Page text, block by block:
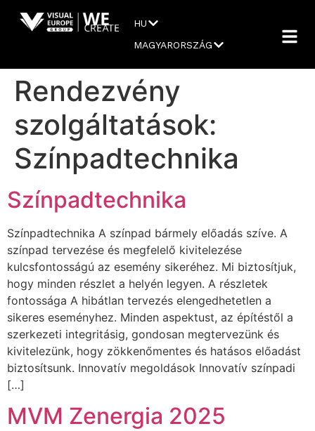
HU
MAGYARORSZÁG
Rendezvény
szolgáltatások:
Színpadtechnika
Színpadtechnika
Színpadtechnika A színpad bármely előadás szíve. A
színpad tervezése és megfelelő kivitelezése
kulcsfontosságú az esemény sikeréhez. Mi biztosítjuk,
hogy minden részlet a helyén legyen. A részletek
fontossága A hibátlan tervezés elengedhetetlen a
sikeres eseményhez. Minden aspektust, az építéstől a
szerkezeti integritásig, gondosan megtervezünk és
kivitelezünk, hogy zökkenőmentes és hatásos előadást
biztosítsunk. Innovatív megoldások Innovatív színpadi
[…]
MVM Zenergia 2025